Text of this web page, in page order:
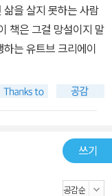
게 스타트업에 성공한
창업 상담을 해주고 있
게는 ‘누구나에게나
하라 “늘 퇴사
. 근데 무얼 해야 할지
술자리에서 “우리 뭐
질문만 수년째 반복해
자신만의 분야는 반드
을 살지 못하는 사람
책은 그걸 망설이지 말
는 유트브 크리에이
쓰기